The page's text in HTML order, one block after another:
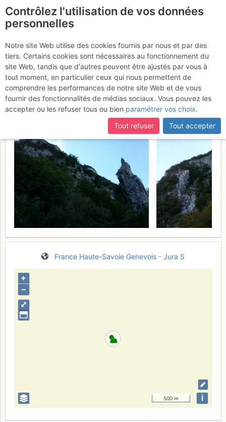
Le Salève : Grande
Gorge intérieure > Vires du
Sarrot-Saut Gonet >
Etiollets
Jeudi 29 septembre 2016
France Haute-Savoie Genevois - Jura S
⤢
+
–
500 m i
Contrôlez l'utilisation de vos données
personnelles
Notre site Web utilise des cookies fournis par nous et par des
tiers. Certains cookies sont nécessaires au fonctionnement du
site Web, tandis que d'autres peuvent être ajustés par vous à
tout moment, en particulier ceux qui nous permettent de
comprendre les performances de notre site Web et de vous
fournir des fonctionnalités de médias sociaux. Vous pouvez les
accepter ou les refuser tous ou bien paramétrer vos choix.
Tout refuser
Tout accepter